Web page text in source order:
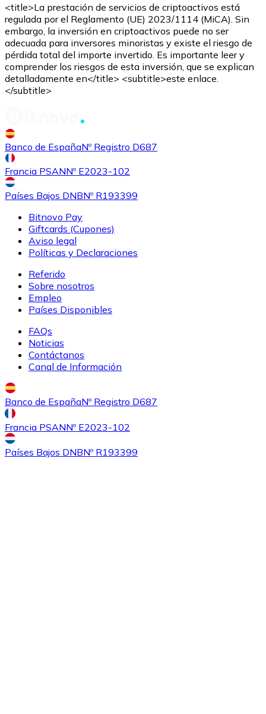
<title>La prestación de servicios de criptoactivos está
regulada por el Reglamento (UE) 2023/1114 (MiCA). Sin
embargo, la inversión en criptoactivos puede no ser
adecuada para inversores minoristas y existe el riesgo de
pérdida total del importe invertido. Es importante leer y
comprender los riesgos de esta inversión, que se explican
detalladamente en</title> <subtitle>este enlace.
</subtitle>
Banco de EspañaNº Registro D687
Francia PSANNº E2023-102
Países Bajos DNBNº R193399
Bitnovo Pay
Giftcards (Cupones)
Aviso legal
Políticas y Declaraciones
Referido
Sobre nosotros
Empleo
Países Disponibles
FAQs
Noticias
Contáctanos
Canal de Información
Banco de EspañaNº Registro D687
Francia PSANNº E2023-102
Países Bajos DNBNº R193399